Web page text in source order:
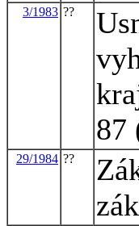
3/1983 ??
87
29/1984 ??